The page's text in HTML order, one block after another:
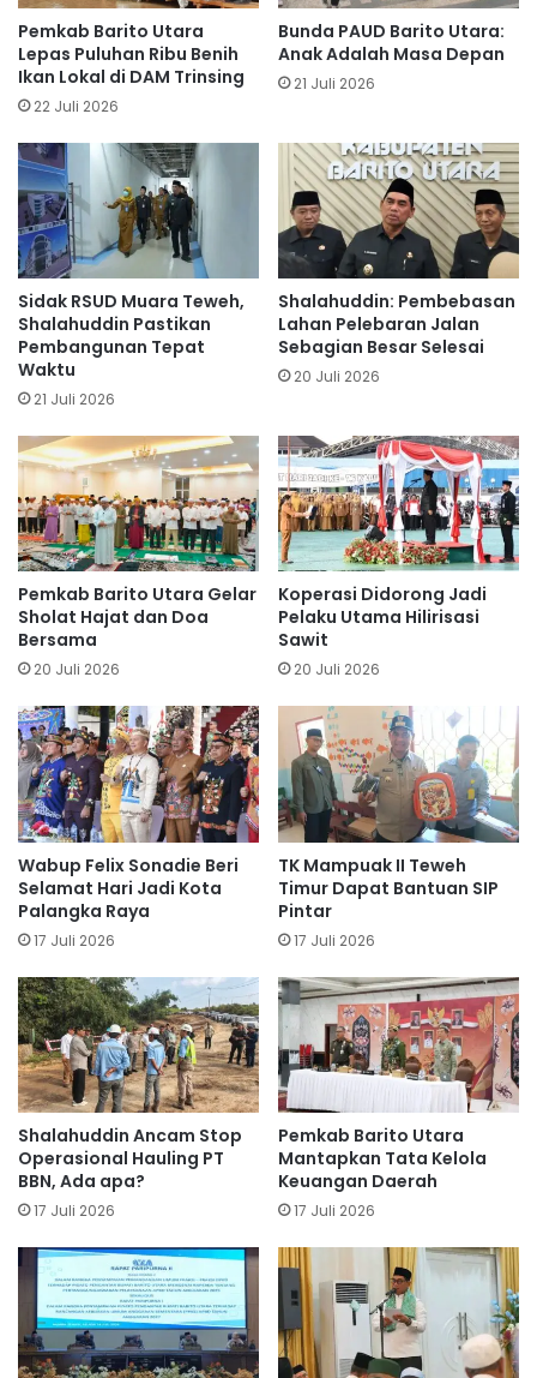
Pemkab Barito Utara
Lepas Puluhan Ribu Benih
Ikan Lokal di DAM Trinsing
22 Juli 2026
Bunda PAUD Barito Utara:
Anak Adalah Masa Depan
21 Juli 2026
Sidak RSUD Muara Teweh,
Shalahuddin Pastikan
Pembangunan Tepat
Waktu
21 Juli 2026
Shalahuddin: Pembebasan
Lahan Pelebaran Jalan
Sebagian Besar Selesai
20 Juli 2026
Pemkab Barito Utara Gelar
Sholat Hajat dan Doa
Bersama
20 Juli 2026
Koperasi Didorong Jadi
Pelaku Utama Hilirisasi
Sawit
20 Juli 2026
Wabup Felix Sonadie Beri
Selamat Hari Jadi Kota
Palangka Raya
17 Juli 2026
TK Mampuak II Teweh
Timur Dapat Bantuan SIP
Pintar
17 Juli 2026
Shalahuddin Ancam Stop
Operasional Hauling PT
BBN, Ada apa?
17 Juli 2026
Pemkab Barito Utara
Mantapkan Tata Kelola
Keuangan Daerah
17 Juli 2026